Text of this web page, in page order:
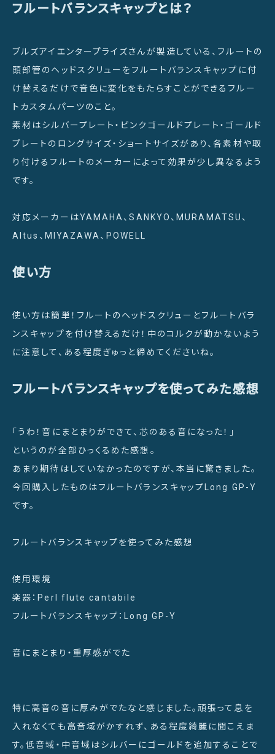
フルートバランスキャップとは？
ブルズアイエンタープライズさんが製造している、フルートの
頭部管のヘッドスクリューをフルートバランスキャップに付
け替えるだけで音色に変化をもたらすことができるフルー
トカスタムパーツのこと。
素材はシルバープレート・ピンクゴールドプレート・ゴールド
プレートのロングサイズ・ショートサイズがあり、各素材や取
り付けるフルートのメーカーによって効果が少し異なるよう
です。
対応メーカーはYAMAHA、SANKYO、MURAMATSU、
Altus、MIYAZAWA、POWELL
使い方
使い方は簡単！フルートのヘッドスクリューとフルートバラ
ンスキャップを付け替えるだけ！中のコルクが動かないよう
に注意して、ある程度ぎゅっと締めてくださいね。
フルートバランスキャップを使ってみた感想
「うわ！音にまとまりができて、芯のある音になった！」
というのが全部ひっくるめた感想。
あまり期待はしていなかったのですが、本当に驚きました。
今回購入したものはフルートバランスキャップLong GP-Y
です。
フルートバランスキャップを使ってみた感想
使用環境
楽器：Perl flute cantabile
フルートバランスキャップ：Long GP-Y
音にまとまり・重厚感がでた
特に高音の音に厚みがでたなと感じました。頑張って息を
入れなくても高音域がかすれず、ある程度綺麗に聞こえま
す。低音域・中音域はシルバーにゴールドを追加することで